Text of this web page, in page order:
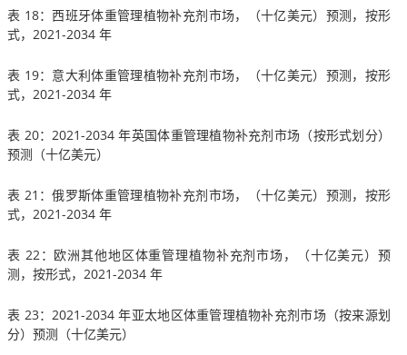
表 18：西班牙体重管理植物补充剂市场，（十亿美元）预测，按形
式，2021-2034 年
表 19：意大利体重管理植物补充剂市场，（十亿美元）预测，按形
式，2021-2034 年
表 20：2021-2034 年英国体重管理植物补充剂市场（按形式划分）
预测（十亿美元）
表 21：俄罗斯体重管理植物补充剂市场，（十亿美元）预测，按形
式，2021-2034 年
表 22：欧洲其他地区体重管理植物补充剂市场，（十亿美元）预
测，按形式，2021-2034 年
表 23：2021-2034 年亚太地区体重管理植物补充剂市场（按来源划
分）预测（十亿美元）